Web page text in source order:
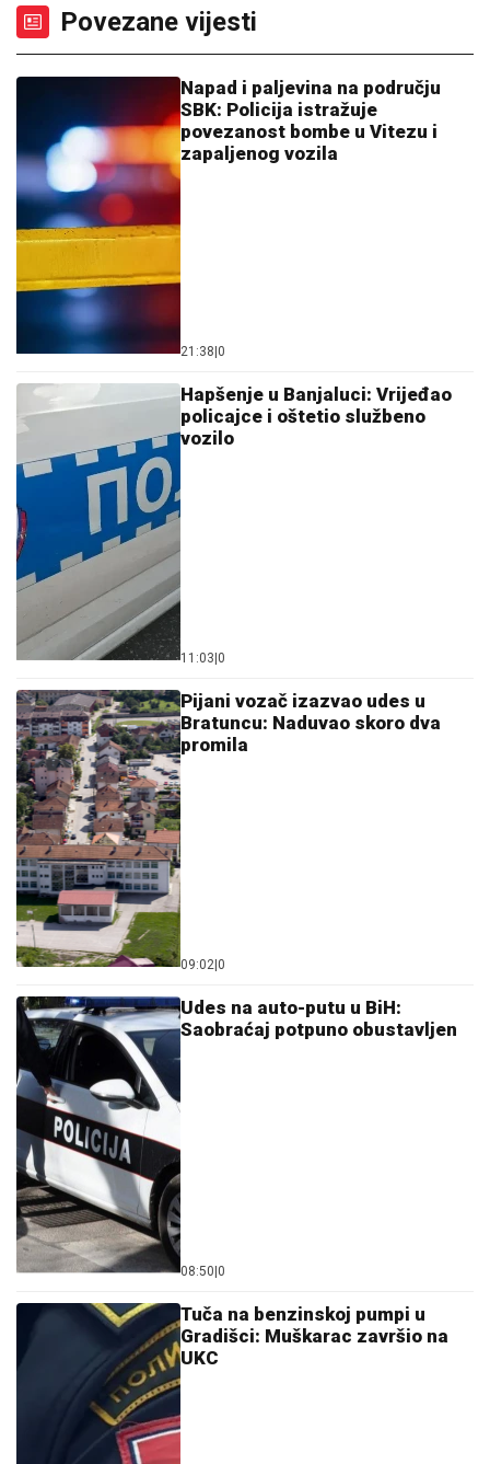
Povezane vijesti
Napad i paljevina na području
SBK: Policija istražuje
povezanost bombe u Vitezu i
zapaljenog vozila
21:38 0
Hapšenje u Banjaluci: Vrijeđao
policajce i oštetio službeno
vozilo
11:03 0
Pijani vozač izazvao udes u
Bratuncu: Naduvao skoro dva
promila
09:02 0
Udes na auto-putu u BiH:
Saobraćaj potpuno obustavljen
08:50 0
Tuča na benzinskoj pumpi u
Gradišci: Muškarac završio na
UKC